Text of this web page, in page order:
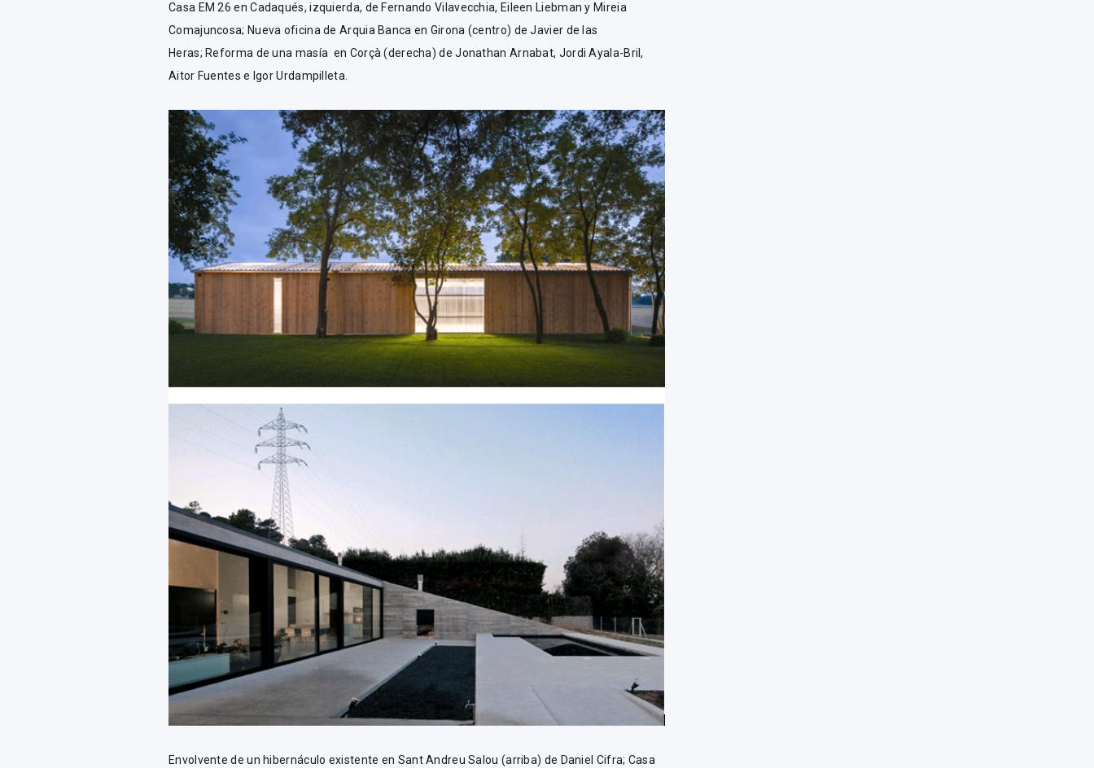
Casa EM 26 en Cadaqués, izquierda, de Fernando Vilavecchia, Eileen Liebman y Mireia
Comajuncosa; Nueva oficina de Arquia Banca en Girona (centro) de Javier de las
Heras; Reforma de una masía en Corçà (derecha) de Jonathan Arnabat, Jordi Ayala-Bril,
Aitor Fuentes e Igor Urdampilleta.
Envolvente de un hibernáculo existente en Sant Andreu Salou (arriba) de Daniel Cifra; Casa